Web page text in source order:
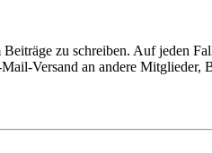
zu schreiben. Auf jeden
Versand an andere Mitglieder,